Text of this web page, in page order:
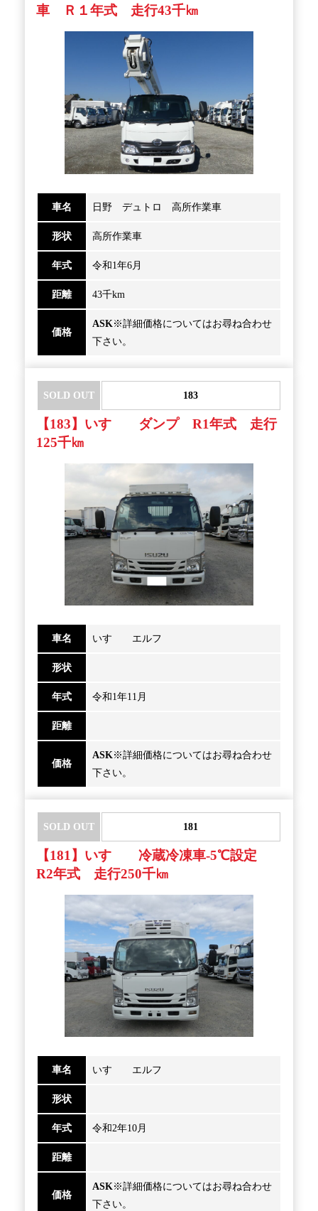
車 Ｒ１年式 走行43千㎞
車名 日野 デュトロ 高所作業車
形状 高所作業車
年式 令和1年6月
距離 43千km
価格
ASK※詳細価格についてはお尋ね合わせ
下さい。
SOLD OUT 183
【183】いすゞ ダンプ R1年式 走行
125千㎞
車名 いすゞ エルフ
形状
年式 令和1年11月
距離
価格
ASK※詳細価格についてはお尋ね合わせ
下さい。
SOLD OUT 181
【181】いすゞ 冷蔵冷凍車-5℃設定
R2年式 走行250千㎞
車名 いすゞ エルフ
形状
年式 令和2年10月
距離
価格
ASK※詳細価格についてはお尋ね合わせ
下さい。